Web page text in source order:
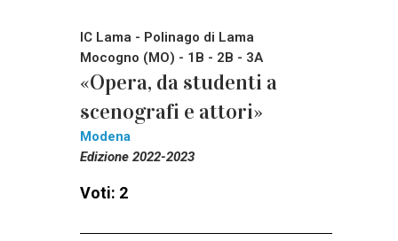
IC Lama - Polinago di Lama
Mocogno (MO) - 1B - 2B - 3A
«Opera, da studenti a
scenografi e attori»
Modena
Edizione 2022-2023
Voti: 2